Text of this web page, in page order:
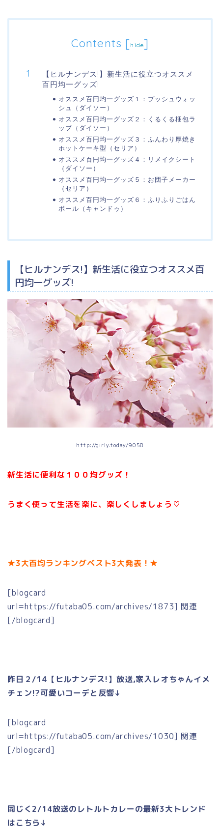
Contents [hide]
【ヒルナンデス!】新生活に役立つオススメ
百円均一グッズ!
オススメ百円均一グッズ１：プッシュウォッ
シュ（ダイソー）
オススメ百円均一グッズ２：くるくる梱包ラ
ップ（ダイソー）
オススメ百円均一グッズ３：ふんわり厚焼き
ホットケーキ型（セリア）
オススメ百円均一グッズ４：リメイクシート
（ダイソー）
オススメ百円均一グッズ５：お団子メーカー
（セリア）
オススメ百円均一グッズ６：ふりふりごはん
ボール（キャンドゥ）
【ヒルナンデス!】新生活に役立つオススメ百
円均一グッズ!
http://girly.today/9058
新生活に便利な１００均グッズ！
うまく使って生活を楽に、楽しくしましょう♡
★3大百均ランキングベスト3大発表！★
[blogcard
url=https://futaba05.com/archives/1873] 関連
[/blogcard]
昨日２/14【ヒルナンデス!】放送,家入レオちゃんイメ
チェン!?可愛いコーデと反響↓
[blogcard
url=https://futaba05.com/archives/1030] 関連
[/blogcard]
同じく2/14放送のレトルトカレーの最新3大トレンド
はこちら↓